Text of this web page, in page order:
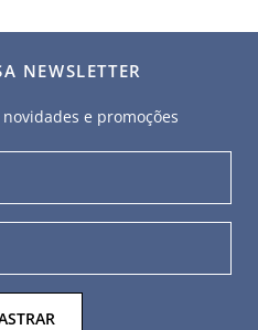
NEWSLETTER
e promoções